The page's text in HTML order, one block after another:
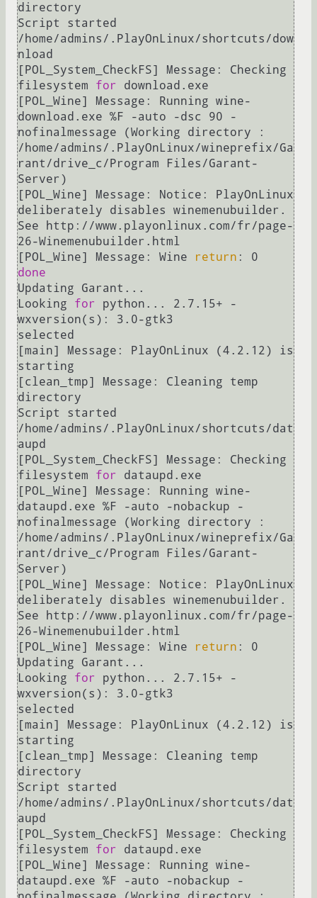
directory
Script started
/home/admins/.PlayOnLinux/shortcuts/dow
nload
[POL_System_CheckFS] Message: Checking
filesystem for
download.exe
[POL_Wine] Message: Running wine-
download.exe %F -auto -dsc 90 -
nofinalmessage (Working directory :
/home/admins/.PlayOnLinux/wineprefix/Ga
rant/drive_c/Program Files/Garant-
Server)
[POL_Wine] Message: Notice: PlayOnLinux
deliberately disables winemenubuilder.
See http://www.playonlinux.com/fr/page-
26-Winemenubuilder.html
[POL_Wine] Message: Wine
return
done
Updating Garant...
Looking for
python... 2.7.15+ -
wxversion(s): 3.0-gtk3
selected
[main] Message: PlayOnLinux (4.2.12) is
starting
[clean_tmp] Message: Cleaning temp
directory
Script started
/home/admins/.PlayOnLinux/shortcuts/dat
aupd
[POL_System_CheckFS] Message: Checking
filesystem for
dataupd.exe
[POL_Wine] Message: Running wine-
dataupd.exe %F -auto -nobackup -
nofinalmessage (Working directory :
/home/admins/.PlayOnLinux/wineprefix/Ga
rant/drive_c/Program Files/Garant-
Server)
[POL_Wine] Message: Notice: PlayOnLinux
deliberately disables winemenubuilder.
See http://www.playonlinux.com/fr/page-
26-Winemenubuilder.html
[POL_Wine] Message: Wine
return : 0
Updating Garant...
Looking for
python... 2.7.15+ -
wxversion(s): 3.0-gtk3
selected
[main] Message: PlayOnLinux (4.2.12) is
starting
[clean_tmp] Message: Cleaning temp
directory
Script started
/home/admins/.PlayOnLinux/shortcuts/dat
aupd
[POL_System_CheckFS] Message: Checking
filesystem for
dataupd.exe
[POL_Wine] Message: Running wine-
dataupd.exe %F -auto -nobackup -